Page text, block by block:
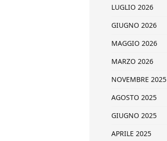
LUGLIO 2026
GIUGNO 2026
MAGGIO 2026
MARZO 2026
NOVEMBRE 2025
AGOSTO 2025
GIUGNO 2025
APRILE 2025